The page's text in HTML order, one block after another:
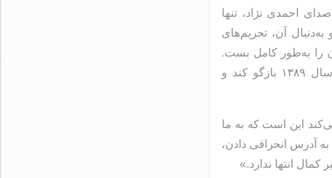
احمدی نژاد، تنها
از یک‌ماه بعد و به‌دنبال آن، تحریم‌های
را به‌طور کامل بست.
لذا احمدی نژاد، قصد داشته است اشتباه خود را در سال ۱۳۸۹ بازگو کند و
این است که به ما
آدرس انحرافی دادن،
انتها ندارد.»